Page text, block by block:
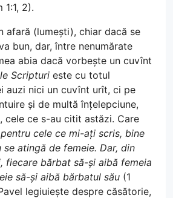
1:1, 2).
afară (lumești), chiar dacă se
bun, dar, între nenumărate
abia dacă vorbește un cuvînt
Scripturi este cu totul
auzi nici un cuvînt urît, ci pe
și de multă înțelepciune,
cele ce s-au citit astăzi. Care
cele ce mi-ați scris, bine
se atingă de femeie. Dar, din
fiecare bărbat să-și aibă femeia
să-și aibă bărbatul său (1
legiuiește despre căsătorie,